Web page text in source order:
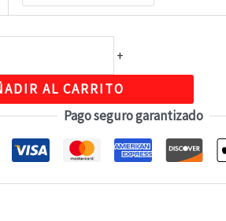
+
AL CARRITO
Pago seguro garantizado